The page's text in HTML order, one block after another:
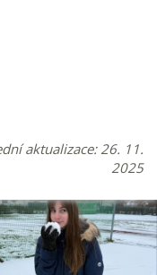
aktualizace: 26. 11.
2025